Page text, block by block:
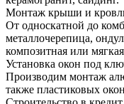
Монтаж крыши и
От односкатной до
металлочерепица,
композитная или
Установка окон под
Производим монтаж
также пластиковых